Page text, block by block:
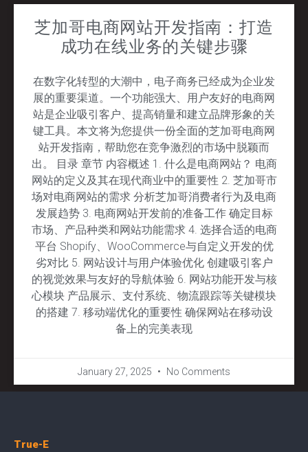
芝加哥电商网站开发指南：打造
成功在线业务的关键步骤
在数字化转型的大潮中，电子商务已经成为企业发
展的重要渠道。一个功能强大、用户友好的电商网
站是企业吸引客户、提高销量和建立品牌形象的关
键工具。本文将为您提供一份全面的芝加哥电商网
站开发指南，帮助您在竞争激烈的市场中脱颖而
出。 目录 章节 内容概述 1. 什么是电商网站？ 电商
网站的定义及其在现代商业中的重要性 2. 芝加哥市
场对电商网站的需求 分析芝加哥消费者行为及电商
发展趋势 3. 电商网站开发前的准备工作 确定目标
市场、产品种类和网站功能需求 4. 选择合适的电商
平台 Shopify、WooCommerce与自定义开发的优
劣对比 5. 网站设计与用户体验优化 创建吸引客户
的视觉效果与友好的导航体验 6. 网站功能开发与核
心模块 产品展示、支付系统、物流跟踪等关键模块
的搭建 7. 移动端优化的重要性 确保网站在移动设
备上的完美表现
January 27, 2025 No Comments
True-E